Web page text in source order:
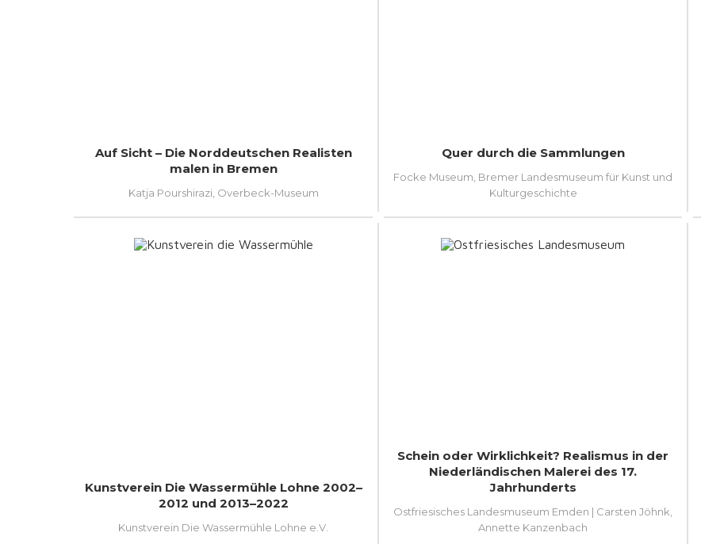
Auf Sicht – Die Norddeutschen Realisten
malen in Bremen
Katja Pourshirazi, Overbeck-Museum
Quer durch die Sammlungen
Focke Museum, Bremer Landesmuseum für Kunst und
Kulturgeschichte
Kunstverein Die Wassermühle Lohne 2002–
2012 und 2013–2022
Kunstverein Die Wassermühle Lohne e.V.
Schein oder Wirklichkeit? Realismus in der
Niederländischen Malerei des 17.
Jahrhunderts
Ostfriesisches Landesmuseum Emden | Carsten Jöhnk,
Annette Kanzenbach